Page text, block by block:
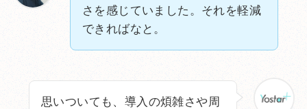
さを感じていました。それを軽減
できればなと。
思いついても、導入の煩雑さや周